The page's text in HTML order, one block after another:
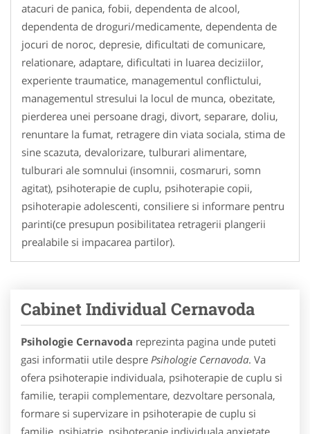
atacuri de panica, fobii, dependenta de alcool,
dependenta de droguri/medicamente, dependenta de
jocuri de noroc, depresie, dificultati de comunicare,
relationare, adaptare, dificultati in luarea deciziilor,
experiente traumatice, managementul conflictului,
managementul stresului la locul de munca, obezitate,
pierderea unei persoane dragi, divort, separare, doliu,
renuntare la fumat, retragere din viata sociala, stima de
sine scazuta, devalorizare, tulburari alimentare,
tulburari ale somnului (insomnii, cosmaruri, somn
agitat), psihoterapie de cuplu, psihoterapie copii,
psihoterapie adolescenti, consiliere si informare pentru
parinti(ce presupun posibilitatea retragerii plangerii
prealabile si impacarea partilor).
Cabinet Individual Cernavoda
Psihologie Cernavoda reprezinta pagina unde puteti
gasi informatii utile despre Psihologie Cernavoda. Va
ofera psihoterapie individuala, psihoterapie de cuplu si
familie, terapii complementare, dezvoltare personala,
formare si supervizare in psihoterapie de cuplu si
familie, psihiatrie, psihoterapie individuala anxietate,